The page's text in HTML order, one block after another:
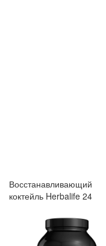
Восстанавливающий
коктейль Herbalife 24